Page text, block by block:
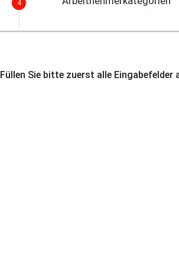
4
Füllen Sie bitte zuerst alle Eingabefelder